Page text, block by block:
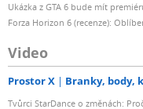
Ukázka z GTA 6 bude mít
Forza Horizon 6 (recenze):
Video
Prostor X Branky, body,
Tvůrci StarDance o změnách: